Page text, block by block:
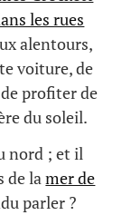
les rues
alentours,
voiture, de
profiter de
du soleil.
nord ; et il
de lamer de
parler ?